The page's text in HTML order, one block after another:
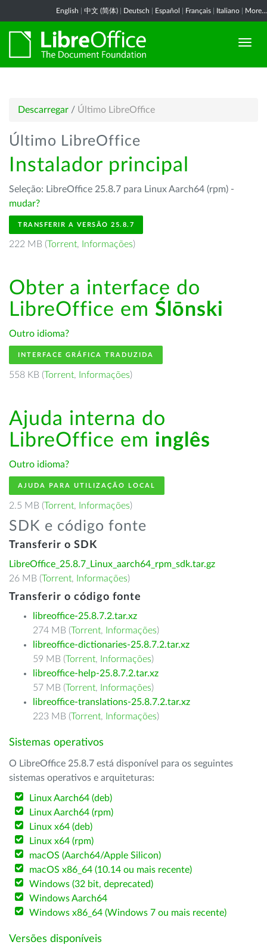
English 中文 (简体) Deutsch Español Français Italiano More...
Descarregar / Último LibreOffice
Último LibreOffice
Instalador principal
Seleção: LibreOffice 25.8.7 para Linux Aarch64 (rpm) -
mudar?
TRANSFERIR A VERSÃO 25.8.7
222 MB (Torrent, Informações)
Obter a interface do
LibreOffice em Ślōnski
Outro idioma?
INTERFACE GRÁFICA TRADUZIDA
558 KB (Torrent, Informações)
Ajuda interna do
LibreOffice em inglês
Outro idioma?
AJUDA PARA UTILIZAÇÃO LOCAL
2.5 MB (Torrent, Informações)
SDK e código fonte
Transferir o SDK
LibreOffice_25.8.7_Linux_aarch64_rpm_sdk.tar.gz
26 MB (Torrent, Informações)
Transferir o código fonte
libreoffice-25.8.7.2.tar.xz
274 MB (Torrent, Informações)
libreoffice-dictionaries-25.8.7.2.tar.xz
59 MB (Torrent, Informações)
libreoffice-help-25.8.7.2.tar.xz
57 MB (Torrent, Informações)
libreoffice-translations-25.8.7.2.tar.xz
223 MB (Torrent, Informações)
Sistemas operativos
O LibreOffice 25.8.7 está disponível para os seguintes
sistemas operativos e arquiteturas:
Linux Aarch64 (deb)
Linux Aarch64 (rpm)
Linux x64 (deb)
Linux x64 (rpm)
macOS (Aarch64/Apple Silicon)
macOS x86_64 (10.14 ou mais recente)
Windows (32 bit, deprecated)
Windows Aarch64
Windows x86_64 (Windows 7 ou mais recente)
Versões disponíveis